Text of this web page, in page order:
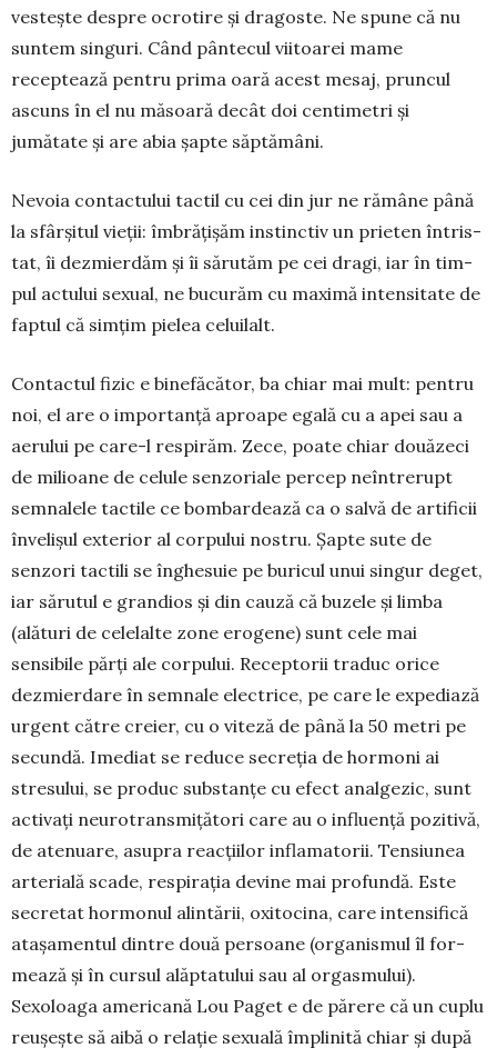
vestește despre ocrotire și dragoste. Ne spune că nu
sun­tem singuri. Când pântecul vii­toarei mame
receptează pentru prima oară acest mesaj, pruncul
ascuns în el nu măsoară decât doi cen­ti­metri și
jumătate și are abia șapte săptămâni.
Nevoia contactului tactil cu cei din jur ne rămâne până
la sfârșitul vieții: îm­bră­țișăm instinctiv un pri­e­ten în­tris­
tat, îi dezmier­dăm și îi sărutăm pe cei dragi, iar în tim­
pul actului sexual, ne bucu­răm cu ma­ximă in­ten­sitate de
faptul că simțim pielea ce­luilalt.
Contactul fizic e bine­fă­că­tor, ba chiar mai mult: pentru
noi, el are o im­portanță aproape egală cu a apei sau a
aerului pe care-l res­pirăm. Zece, poate chiar do­uă­zeci
de mi­lioane de celule sen­zo­riale per­­cep neîntrerupt
semnalele tactile ce bom­bar­dează ca o salvă de ar­tificii
în­velișul ex­terior al cor­pului nostru. Șapte sute de
senzori tactili se înghesuie pe buri­cul unui singur deget,
iar sărutul e grandios și din ca­uză că buzele și limba
(alături de celelalte zone ero­gene) sunt cele mai
sensibile părți ale corpului. Re­ceptorii traduc orice
dezmier­dare în semnale electrice, pe care le expediază
urgent către creier, cu o viteză de până la 50 metri pe
secundă. Imediat se re­duce secreția de hormoni ai
stresului, se produc substanțe cu efect analgezic, sunt
activați neuro­trans­­mi­țători ca­re au o influență pozitivă,
de ate­nuare, asu­pra reac­țiilor in­flamatorii. Tensiunea
ar­terială scade, respirația de­vine mai profundă. Este
se­cretat hor­mo­nul alintării, oxitocina, care inten­sifică
ata­șamentul dintre două persoane (or­ganis­mul îl for­
mea­ză și în cursul alăp­ta­tului sau al orgasmului).
Sexoloaga ame­ri­cană Lou Paget e de părere că un cuplu
reușește să aibă o relație sexuală împlinită chiar și după